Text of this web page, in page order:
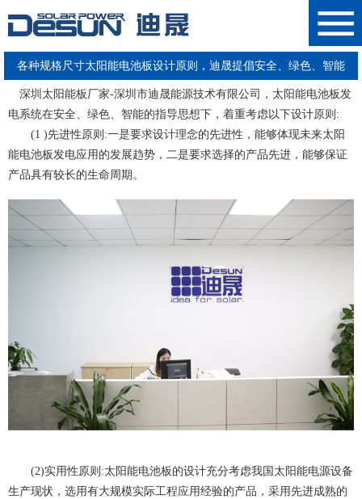
各种规格尺寸太阳能电池板设计原则，迪晟提倡安全、绿色、智能
深圳太阳能板厂家-深圳市迪晟能源技术有限公司 ， 太阳能电池板发
电系统在安全、绿色、智能的指导思想下，着重考虑以下设计原则:
(1 )先进性原则:一是要求设计理念的先进性，能够体现未来太阳
能电池板发电应用的发展趋势，二是要求选择的产品先进，能够保证
产品具有较长的生命周期。
(2)实用性原则:太阳能电池板 的设计充分考虑我国太阳能电源设备
生产现状，选用有大规模实际工程应用经验的产品，采用先进成熟的